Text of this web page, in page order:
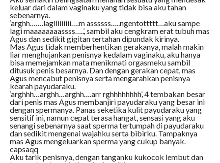
keluar dari dalam vaginaku yang tidak bisa aku tahan
sebenarnya.
‘arghh…….lagiiiiiiiii….m assssss…..ngentottttt…aku sampe
lagi maaaaaaaassss…..’, sambil aku cengkram erat tubuh mas
Agus dan sedikit gigitan tertahan dipundak kirinya.
Mas Agus tidak memberhentikan gerakanya, malah makin
liar menghujankan penisnya kedalam vaginaku, aku hanya
bisa memejamkan mata menikmati orgasmeku sambil
ditusuk penis besarnya. Dan dengan gerakan cepat, mas
Agus mencabut penisnya serta mengarahkan penisnya
kearah payudaraku.
‘arghhh…arghh…arghh….arr rghhhhhhhh’, 4 tembakan besar
dari penis mas Agus membanjiri payudaraku yang besar ini
dengan spermanya. Panas seketika kulit payudaraku yang
sensitif ini, namun cepat terasa hangat, sensasi yang aku
senangi sebenarnya saat sperma tertumpah di payudaraku
dan sedikit mengenai wajahku serta bibirku. Tampaknya
mas Agus mengeluarkan sperma yang cukup banyak.
capsaqq
Aku tarik penisnya, dengan tanganku kukocok lembut dan